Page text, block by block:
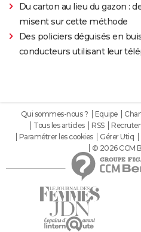
Du carton au lieu du gazon :
misent sur cette méthode
Des policiers déguisés en
conducteurs utilisant leur
Qui sommes-nous ? Equipe
Tous les articles
RSS
Paramétrer les cookies
Gérer Utiq
© 2026 CCM